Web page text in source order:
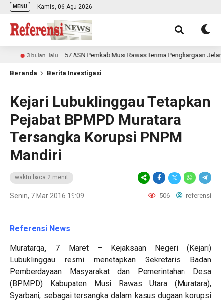
MENU Kamis, 06 Agu 2026
3 bulan lalu 57 ASN Pemkab Musi Rawas Terima Penghargaan Jelang
Beranda Berita Investigasi
Kejari Lubuklinggau Tetapkan
Pejabat BPMPD Muratara
Tersangka Korupsi PNPM
Mandiri
waktu baca 2 menit
Senin, 7 Mar 2016 19:09 506 referensi
Referensi News
Muratarqa, 7 Maret – Kejaksaan Negeri (Kejari)
Lubuklinggau resmi menetapkan Sekretaris Badan
Pemberdayaan Masyarakat dan Pemerintahan Desa
(BPMPD) Kabupaten Musi Rawas Utara (Muratara),
Syarbani, sebagai tersangka dalam kasus dugaan korupsi